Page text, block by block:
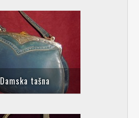
Damska tašna